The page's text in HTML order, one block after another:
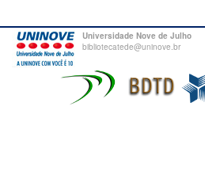
Universidade Nove de Julho
bibliotecatede@uninove.br